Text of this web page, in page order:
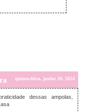
quinta-feira, junho 20, 2024
dessas ampolas,